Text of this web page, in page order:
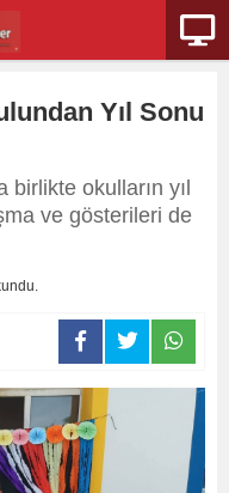
Yıl Sonu
birlikte okulların yıl
ve gösterileri de